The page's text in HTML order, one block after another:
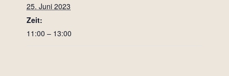
25. Juni 2023
Zeit:
11:00 – 13:00